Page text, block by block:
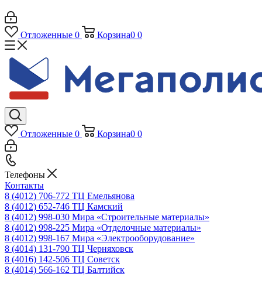
Отложенные 0 Корзина0 0
Отложенные 0 Корзина0 0
Телефоны
Контакты
8 (4012) 706-772 ТЦ Емельянова
8 (4012) 652-746 ТЦ Камский
8 (4012) 998-030 Мира «Строительные материалы»
8 (4012) 998-225 Мира «Отделочные материалы»
8 (4012) 998-167 Мира «Электрооборудование»
8 (4014) 131-790 ТЦ Черняховск
8 (4016) 142-506 ТЦ Советск
8 (4014) 566-162 ТЦ Балтийск